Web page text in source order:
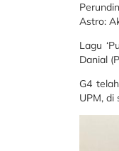
Astro:
Lagu
Danial
G4
UPM, di